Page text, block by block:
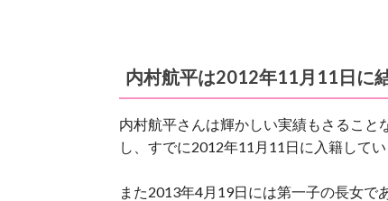
内村航平は2012年11月11日に
内村航平さんは輝かしい実績もさるこ
し、すでに2012年11月11日に入籍してい
また2013年4月19日には第一子の長女で